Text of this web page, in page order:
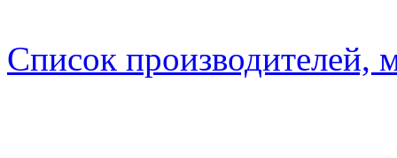
Список производителей,